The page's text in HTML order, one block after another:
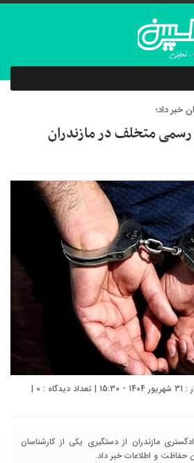
خبر داد؛
متخلف در مازندران
0
|
مازندران از دستگیری یکی از کارشناسان
و اطلاعات خبر داد.